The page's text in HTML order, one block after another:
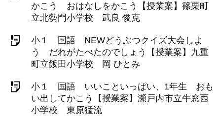
かこう おはなしをかこう【授業案】篠栗町
立北勢門小学校 武良 俊克
小１ 国語 NEWどうぶつクイズ大会しよ
う だれがたべたのでしょう【授業案】九重
町立飯田小学校 岡 ひとみ
小１ 国語 いいこといっぱい、1年生 おも
い出してかこう【授業案】瀬戸内市立牛窓西
小学校 東原猛流